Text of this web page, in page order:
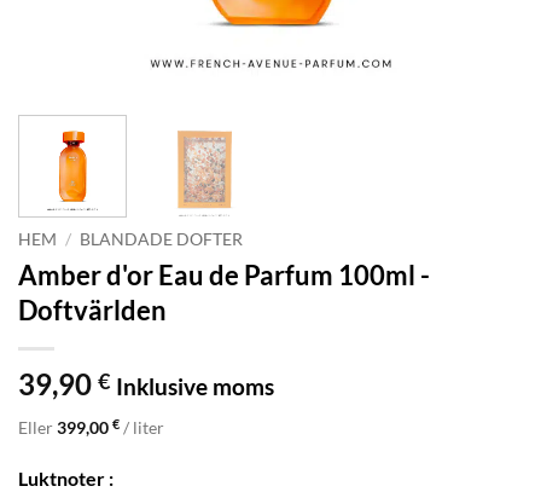
HEM / BLANDADE DOFTER
Amber d'or Eau de Parfum 100ml -
Doftvärlden
39,90 € Inklusive moms
Eller399,00 € / liter
Luktnoter :